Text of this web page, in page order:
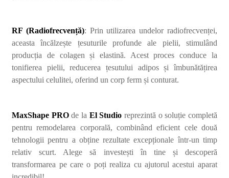
RF (Radiofrecvență): Prin utilizarea undelor radiofrecvenței,
aceasta încălzește țesuturile profunde ale pielii, stimulând
producția de colagen și elastină. Acest proces conduce la
tonifierea pielii, reducerea țesutului adipos și îmbunătățirea
aspectului celulitei, oferind un corp ferm și conturat.
MaxShape PROde la El Studio reprezintă o soluție completă
pentru remodelarea corporală, combinând eficient cele două
tehnologii pentru a obține rezultate excepționale într-un timp
relativ scurt. Alege să investești în tine și descoperă
transformarea pe care o poți realiza cu ajutorul acestui aparat